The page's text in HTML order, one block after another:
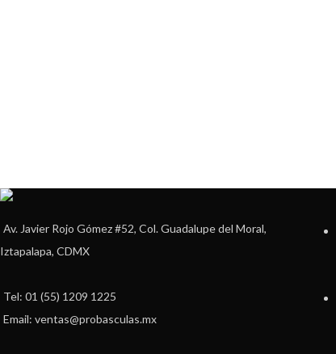
Av. Javier Rojo Gómez #52, Col. Guadalupe del Moral,
Iztapalapa, CDMX
Tel: 01 (55) 1209 1225
Email: ventas@probasculas.mx